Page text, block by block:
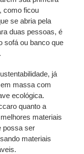
como ficou
se abria pela
duas pessoas, é
sofá ou banco que
já
massa com
ecológica.
quanto a
materiais
possa ser
materiais